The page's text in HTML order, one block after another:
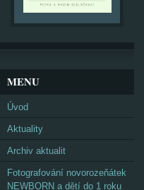
MENU
Úvod
Aktuality
Archiv aktualit
Fotografování novorozeňátek
NEWBORN a dětí do 1 roku